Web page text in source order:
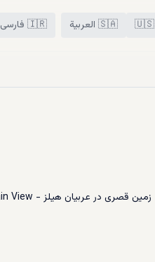
🇺🇸
🇸🇦 العربية 🇮🇷 فارسی